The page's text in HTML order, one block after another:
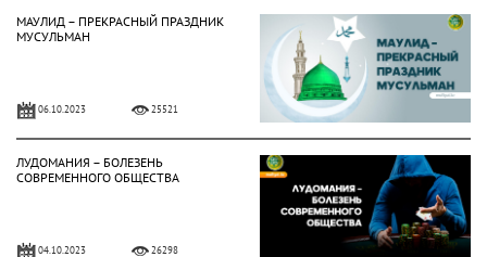
МАУЛИД – ПРЕКРАСНЫЙ ПРАЗДНИК
МУСУЛЬМАН
06.10.2023 25521
ЛУДОМАНИЯ – БОЛЕЗЕНЬ
СОВРЕМЕННОГО ОБЩЕСТВА
04.10.2023 26298